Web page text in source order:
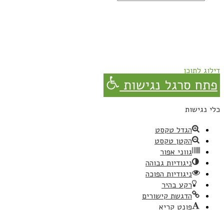
דילוג לתוכן
פתח סרגל נגישות
כלי נגישות
הגדל טקסט
הקטן טקסט
גווני אפור
ניגודיות גבוהה
ניגודיות הפוכה
רקע בהיר
הדגשת קישורים
פונט קריא